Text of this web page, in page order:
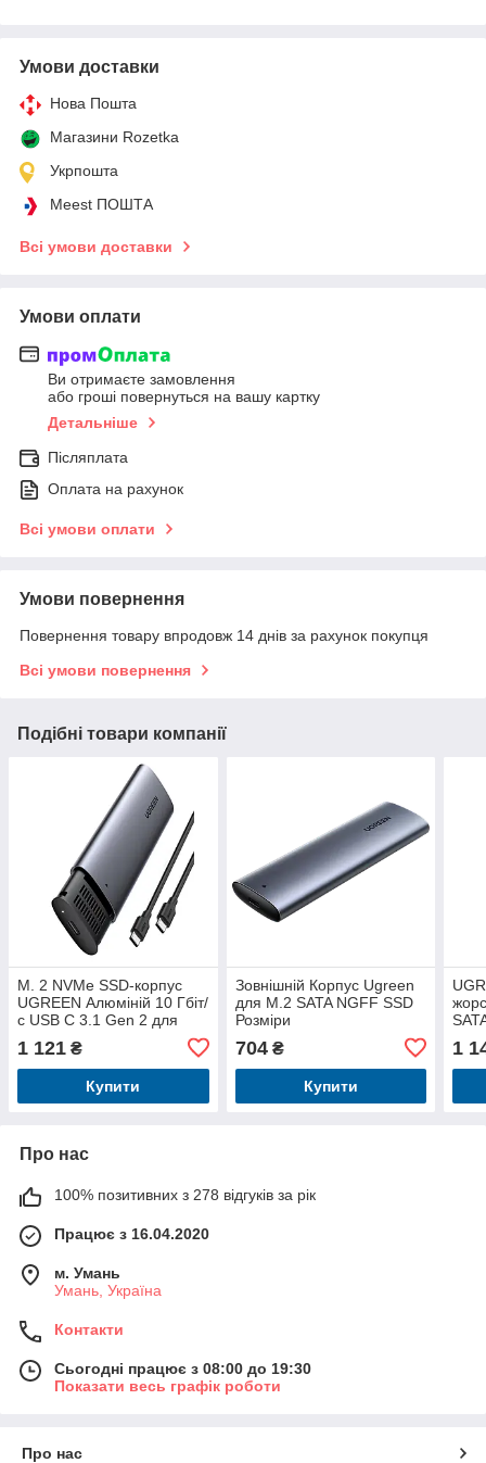
Умови доставки
Нова Пошта
Магазини Rozetka
Укрпошта
Meest ПОШТА
Всі умови доставки
Умови оплати
Ви отримаєте замовлення
або гроші повернуться на вашу картку
Детальніше
Післяплата
Оплата на рахунок
Всі умови оплати
Умови повернення
Повернення товару впродовж 14 днів за рахунок покупця
Всі умови повернення
Подібні товари компанії
M. 2 NVMe SSD-корпус
UGREEN Алюміній 10 Гбіт/
с USB C 3.1 Gen 2 для
накопичувача NVMe PCI
M-Key
1 121 ₴
Купити
Зовнішній Корпус Ugreen
для M.2 SATA NGFF SSD
Розміри
Сірий 5 Гбіт/с USB-C 0.5м
(10903)
704₴
Купити
C
1
Про нас
100% позитивних з 278 відгуків за рік
Працює з 16.04.2020
м. Умань
Умань, Україна
Контакти
Сьогодні працює з 08:00 до 19:30
Показати весь графік роботи
Про нас